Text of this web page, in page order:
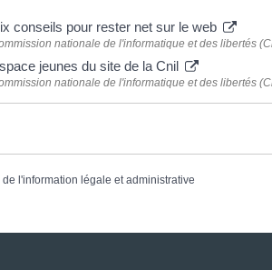
conseils pour rester net sur le web
nationale de l'informatique et des libertés
jeunes du site de la Cnil
nationale de l'informatique et des libertés
de l'information légale et administrative